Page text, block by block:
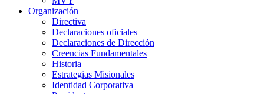
Organización
Directiva
Declaraciones oficiales
Declaraciones de Dirección
Creencias Fundamentales
Historia
Estrategias Misionales
Identidad Corporativa